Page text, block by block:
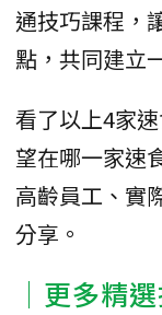
通技巧課程，
點，共同建立
看了以上4家
望在哪一家速
高齡員工、實
分享。
│更多精